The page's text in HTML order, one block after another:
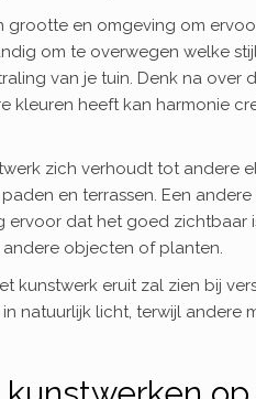
grootte en omgeving om
om te overwegen welke
van je tuin. Denk na over
kleuren heeft kan harmonie
zich verhoudt tot andere
en terrassen. Een
dat het goed zichtbaar
objecten of planten.
kunstwerk eruit zal zien bij
natuurlijk licht, terwijl andere